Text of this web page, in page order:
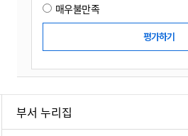
매우불만족
부서 누리집